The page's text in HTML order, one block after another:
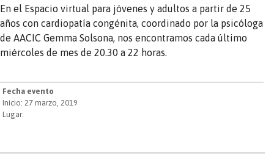
En el Espacio virtual para jóvenes y adultos a partir de 25
años con cardiopatía congénita, coordinado por la psicóloga
de AACIC Gemma Solsona, nos encontramos cada último
miércoles de mes de 20.30 a 22 horas.
Fecha evento
Inicio: 27 marzo, 2019
Lugar: